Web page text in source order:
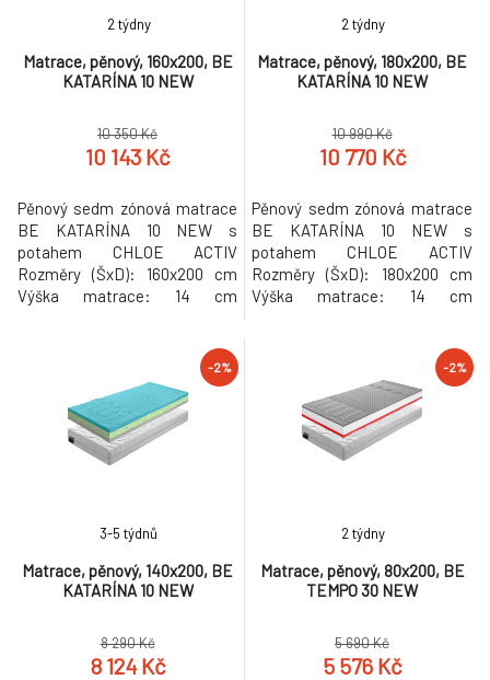
Matrace, pěnový, 160x200, BE
KATARÍNA 10 NEW
2 týdny
10 350 Kč
10 143 Kč
Pěnový sedm zónová matrace
BE KATARÍNA 10 NEW s
potahem CHLOE ACTIV
Rozměry (ŠxD): 160x200 cm
Výška matrace: 14 cm
Doporučujeme pružný lamelový
(předpjaté, pružné lamely)
Mezera mezi lamelami max. 6
cm Tloušťka lamel 0,5-1 cm
Barva pěny se může lišit
Hmotnost: 23kg
Matrace, pěnový, 180x200, BE
KATARÍNA 10 NEW
2 týdny
10 990 Kč
10 770 Kč
Pěnový sedm zónová matrace
BE KATARÍNA 10 NEW s
potahem CHLOE ACTIV
Rozměry (ŠxD): 180x200 cm
Výška matrace: 14 cm
Doporučujeme pružný lamelový
(předpjaté, pružné lamely)
Mezera mezi lamelami max. 6
cm Tloušťka lamel 0,5-1 cm
Barva pěny se může lišit
-2%
Matrace, pěnový, 140x200, BE
KATARÍNA 10 NEW
3-5 týdnů
8 290 Kč
8 124 Kč
-2%
Matrace, pěnový, 80x200, BE
TEMPO 30 NEW
2 týdny
5 690 Kč
5 576 Kč